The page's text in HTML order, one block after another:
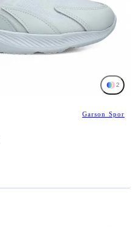
2
Garson Spor